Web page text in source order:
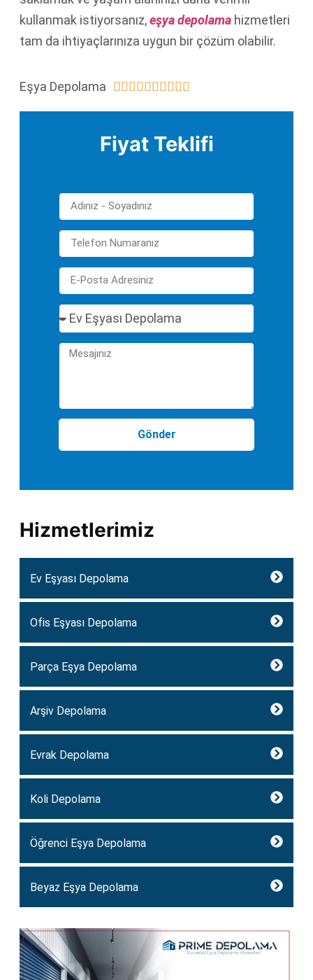
Hizmetlerimiz
Ev Eşyası Depolama
Ofis Eşyası Depolama
Parça Eşya Depolama
Arşiv Depolama
Evrak Depolama
Koli Depolama
Öğrenci Eşya Depolama
Beyaz Eşya Depolama
kullanmak istiyorsanız,eşya depolama hizmetleri
tam da ihtiyaçlarınıza uygun bir çözüm olabilir.
Eşya Depolama 
Fiyat Teklifi
Gönder